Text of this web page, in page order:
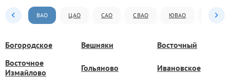
ВАО ЦАО САО СВАО ЮВАО ЮАО
Богородское Вешняки
Восточный
Восточное
Измайлово
Гольяново Ивановское